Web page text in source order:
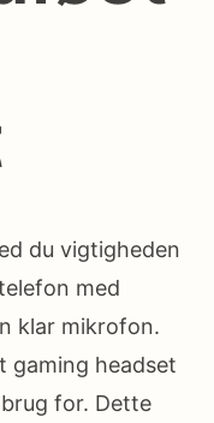
du vigtigheden
med
klar mikrofon.
gaming headset
for. Dette